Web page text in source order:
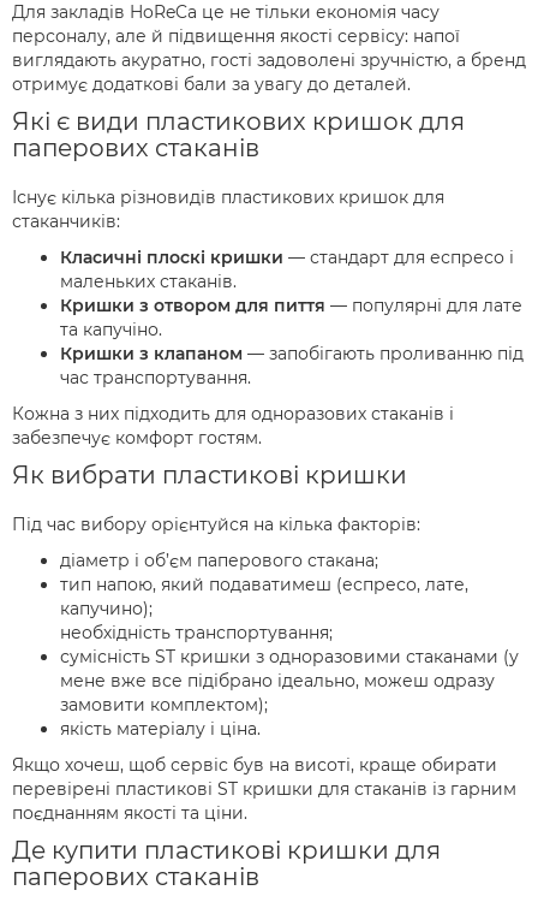
Для закладів HoReCa це не тільки економія часу
персоналу, але й підвищення якості сервісу: напої
виглядають акуратно, гості задоволені зручністю, а бренд
отримує додаткові бали за увагу до деталей.
Які є види пластикових кришок для
паперових стаканів
Існує кілька різновидів пластикових кришок для
стаканчиків:
Класичні плоскі кришки — стандарт для еспресо і
маленьких стаканів.
Кришки з отвором для пиття — популярні для лате
та капучіно.
Кришки з клапаном — запобігають проливанню під
час транспортування.
Кожна з них підходить для одноразових стаканів і
забезпечує комфорт гостям.
Як вибрати пластикові кришки
Під час вибору орієнтуйся на кілька факторів:
діаметр і об’єм паперового стакана;
тип напою, який подаватимеш (еспресо, лате,
капучино);
необхідність транспортування;
сумісність ST кришки з одноразовими стаканами (у
мене вже все підібрано ідеально, можеш одразу
замовити комплектом);
якість матеріалу і ціна.
Якщо хочеш, щоб сервіс був на висоті, краще обирати
перевірені пластикові ST кришки для стаканів із гарним
поєднанням якості та ціни.
Де купити пластикові кришки для
паперових стаканів